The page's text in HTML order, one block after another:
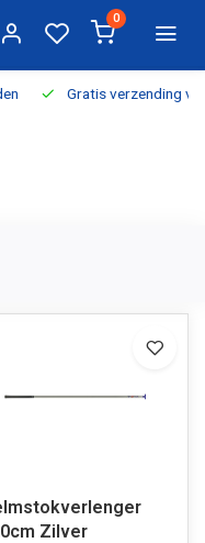
0
Gratis verzending
Zilver